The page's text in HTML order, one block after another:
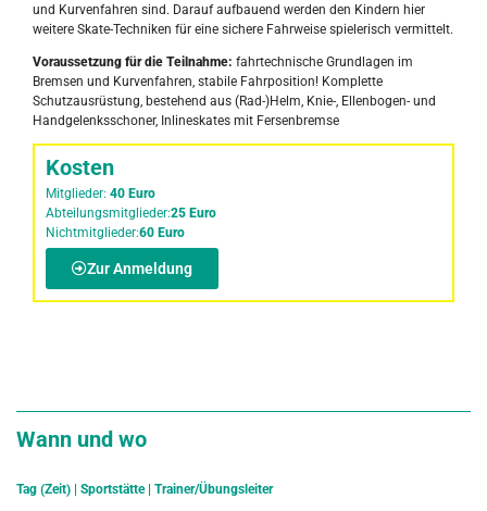
und Kurvenfahren sind. Darauf aufbauend werden den Kindern hier
weitere Skate-Techniken für eine sichere Fahrweise spielerisch vermittelt.
Voraussetzung für die Teilnahme: fahrtechnische Grundlagen im
Bremsen und Kurvenfahren, stabile Fahrposition! Komplette
Schutzausrüstung, bestehend aus (Rad-)Helm, Knie-, Ellenbogen- und
Handgelenksschoner, Inlineskates mit Fersenbremse
Kosten
Mitglieder: 40 Euro
Abteilungsmitglieder:25 Euro
Nichtmitglieder:60 Euro
Zur Anmeldung
Wann und wo
Tag (Zeit) | Sportstätte | Trainer/Übungsleiter